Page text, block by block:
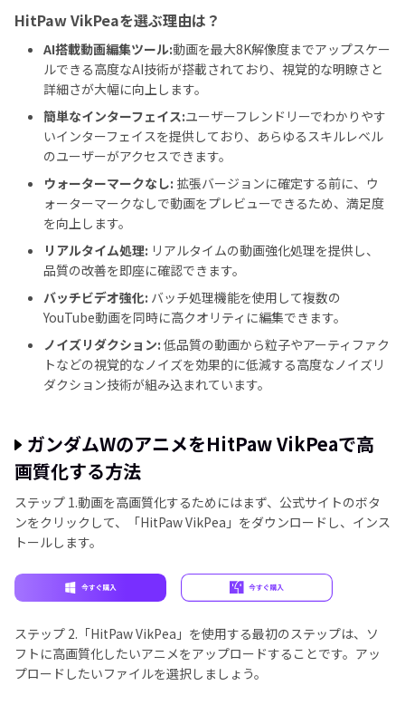
HitPaw VikPeaを選ぶ理由は？
AI搭載動画編集ツール:動画を最大8K解像度までアップスケー
ルできる高度なAI技術が搭載されており、視覚的な明瞭さと
詳細さが大幅に向上します。
簡単なインターフェイス:ユーザーフレンドリーでわかりやす
いインターフェイスを提供しており、あらゆるスキルレベル
のユーザーがアクセスできます。
ウォーターマークなし: 拡張バージョンに確定する前に、ウ
ォーターマークなしで動画をプレビューできるため、満足度
を向上します。
リアルタイム処理: リアルタイムの動画強化処理を提供し、
品質の改善を即座に確認できます。
バッチビデオ強化: バッチ処理機能を使用して複数の
YouTube動画を同時に高クオリティに編集できます。
ノイズリダクション: 低品質の動画から粒子やアーティファク
トなどの視覚的なノイズを効果的に低減する高度なノイズリ
ダクション技術が組み込まれています。
ガンダムWのアニメをHitPaw VikPeaで高
画質化する方法
ステップ 1.動画を高画質化するためにはまず、公式サイトのボタ
ンをクリックして、「HitPaw VikPea」をダウンロードし、インス
トールします。
ステップ 2. 「HitPaw VikPea」を使用する最初のステップは、ソ
フトに高画質化したいアニメをアップロードすることです。アッ
プロードしたいファイルを選択しましょう。